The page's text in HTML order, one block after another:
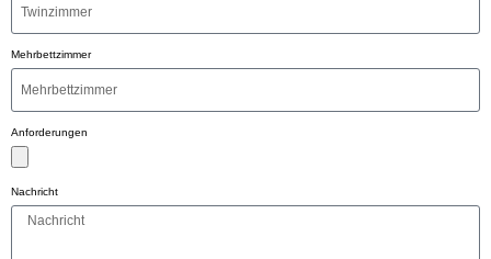
Mehrbettzimmer
Anforderungen
Nachricht